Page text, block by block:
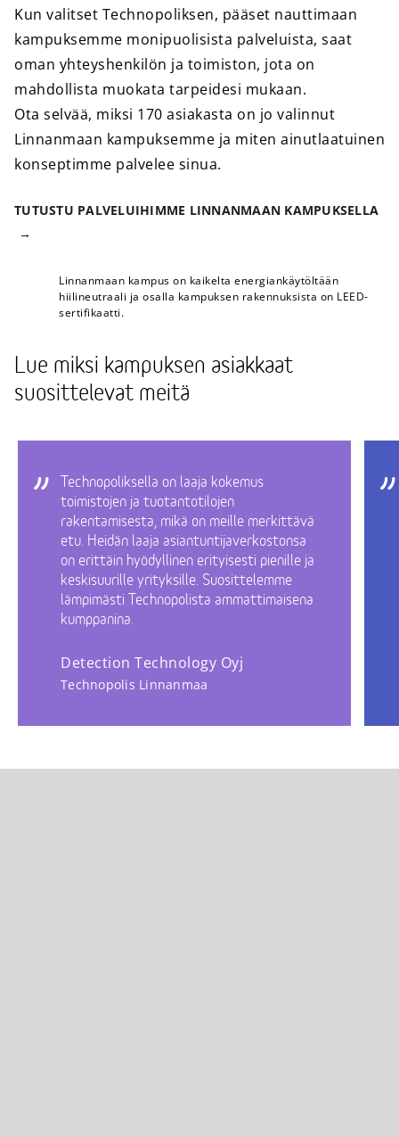
Kun valitset Technopoliksen, pääset nauttimaan
kampuksemme monipuolisista palveluista, saat
oman yhteyshenkilön ja toimiston, jota on
mahdollista muokata tarpeidesi mukaan.
Ota selvää, miksi 170 asiakasta on jo valinnut
Linnanmaan kampuksemme ja miten ainutlaatuinen
konseptimme palvelee sinua.
TUTUSTU PALVELUIHIMME LINNANMAAN KAMPUKSELLA
Linnanmaan kampus on kaikelta energiankäytöltään
hiilineutraali ja osalla kampuksen rakennuksista on LEED-
sertifikaatti.
Lue miksi kampuksen asiakkaat
suosittelevat meitä
Technopoliksella on laaja kokemus
toimistojen ja tuotantotilojen
rakentamisesta, mikä on meille merkittävä
etu. Heidän laaja asiantuntijaverkostonsa
on erittäin hyödyllinen erityisesti pienille ja
keskisuurille yrityksille. Suosittelemme
lämpimästi Technopolista ammattimaisena
kumppanina.
Detection Technology Oyj
Technopolis Linnanmaa